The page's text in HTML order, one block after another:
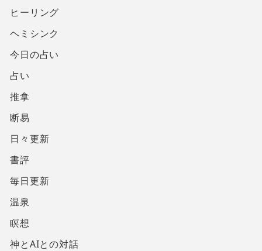
ヒーリング
ヘミシンク
今日の占い
占い
推拿
断易
日々更新
書評
毎日更新
温泉
瞑想
神とAIとの対話